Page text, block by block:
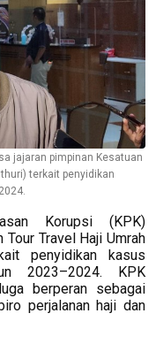
jajaran pimpinan Kesatuan
terkait penyidikan
Korupsi (KPK)
Travel Haji Umrah
penyidikan kasus
2023–2024. KPK
berperan sebagai
perjalanan haji dan